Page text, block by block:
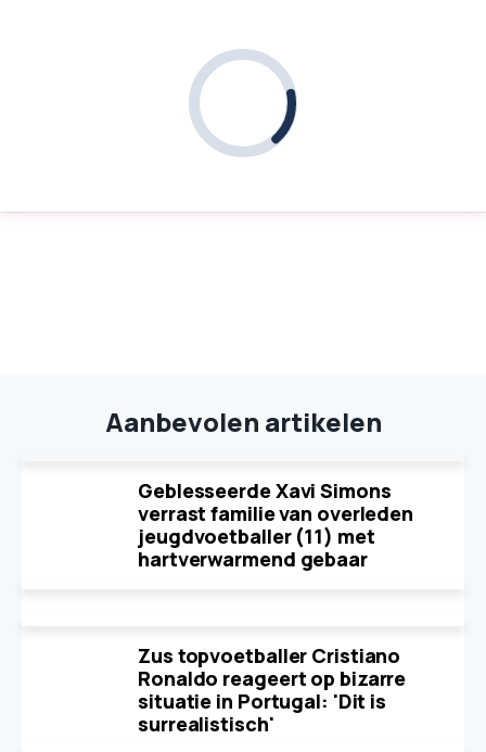
Aanbevolen artikelen
Geblesseerde Xavi Simons
verrast familie van overleden
jeugdvoetballer (11) met
hartverwarmend gebaar
Zus topvoetballer Cristiano
Ronaldo reageert op bizarre
situatie in Portugal: 'Dit is
surrealistisch'